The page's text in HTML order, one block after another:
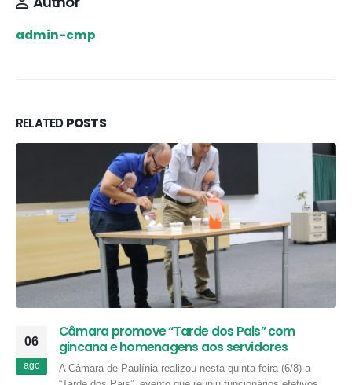
admin-cmp
RELATEDPOSTS
06
ago
Câmara promove “Tarde dos Pais” com
gincana e homenagens aos servidores
A Câmara de Paulínia realizou nesta quinta-feira (6/8) a